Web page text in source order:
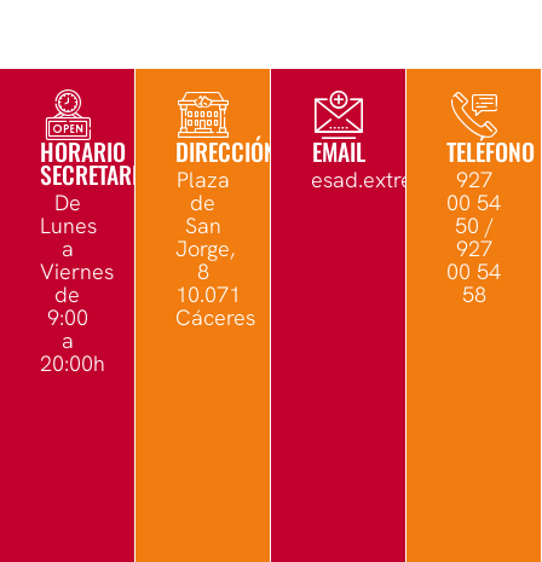
HORARIO
SECRETARÍA
De
Lunes
a
Viernes
de
9:00
a
20:00h
DIRECCIÓN
Plaza
de
San
Jorge,
8
10.071
Cáceres
EMAIL TELÉFONO
927
00 54
50 /
927
00 54
58